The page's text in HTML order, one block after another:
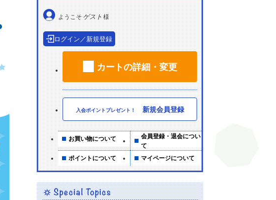
ようこそゲスト 様
ログイン／新規登録
カートの詳細・変更
入会ポイントプレゼント！ 新規会員登録
お買い物について
会員登録・退会につい
て
ポイントについて
マイページについて